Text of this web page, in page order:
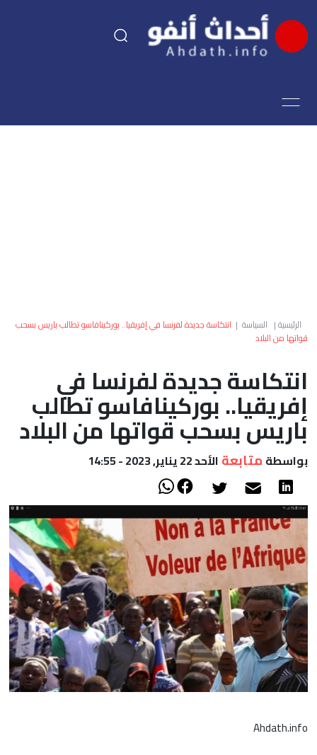
اقتصاد
العالم
الصحراء
الرئيسية| السياسة | انتكاسة جديدة لفرنسا في إفريقيا.. بوركينافاسو تطالب باريس بسحب
قواتها من البلاد
انتكاسة جديدة لفرنسا في
إفريقيا.. بوركينافاسو تطالب
باريس بسحب قواتها من البلاد
بواسطة متابعة الأحد 22 يناير, 2023 - 14:55
Ahdath.info